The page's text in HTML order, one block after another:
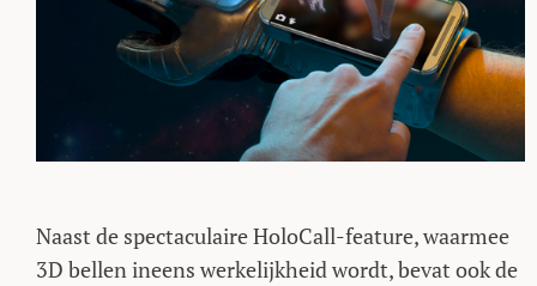
Naast de spectaculaire HoloCall-feature, waarmee
3D bellen ineens werkelijkheid wordt, bevat ook de